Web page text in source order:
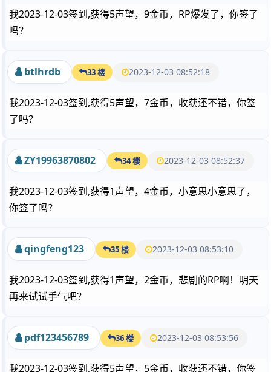
我2023-12-03签到,获得5声望，9金币，RP爆发了，你签了
吗？
btlhrdb 33 楼 2023-12-03 08:52:18
我2023-12-03签到,获得5声望，7金币，收获还不错，你签
了吗？
ZY19963870802 34 楼 2023-12-03 08:52:37
我2023-12-03签到,获得1声望，4金币，小意思小意思了，
你签了吗？
qingfeng123 35 楼 2023-12-03 08:53:10
我2023-12-03签到,获得1声望，2金币，悲剧的RP啊！明天
再来试试手气吧？
pdf123456789 36 楼 2023-12-03 08:53:56
我2023-12-03签到,获得5声望，5金币，收获还不错，你签